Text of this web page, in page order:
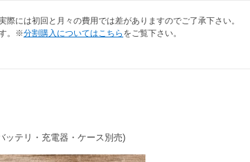
には初回と月々の費用では差がありますのでご了承下さい。
。※分割購入についてはこちら をご覧下さい。
テリ・充電器・ケース別売)